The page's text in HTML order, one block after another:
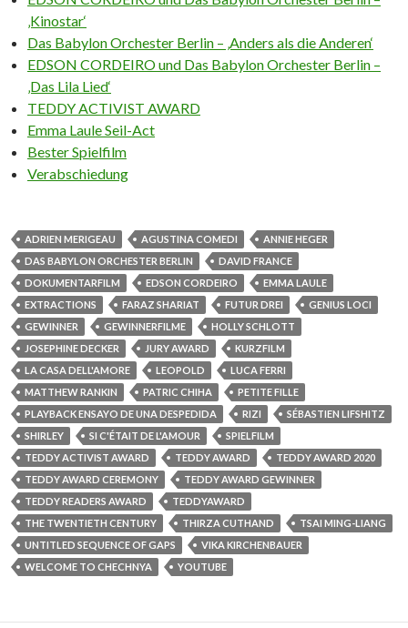
‚Kinostar‘
Das Babylon Orchester Berlin – ‚Anders als die Anderen‘
EDSON CORDEIRO und Das Babylon Orchester Berlin –
‚Das Lila Lied‘
TEDDY ACTIVIST AWARD
Emma Laule Seil-Act
Bester Spielfilm
Verabschiedung
ADRIEN MERIGEAU AGUSTINA COMEDI
ANNIE HEGER
DAS BABYLON ORCHESTER BERLIN
DAVID FRANCE
DOKUMENTARFILM
EDSON CORDEIRO
EMMA LAULE
EXTRACTIONS
FARAZ SHARIAT FUTUR DREI
GENIUS LOCI
GEWINNER
GEWINNERFILME
HOLLY SCHLOTT
JOSEPHINE DECKER
JURY AWARD
KURZFILM
LA CASA DELL'AMORE
LEOPOLD
LUCA FERRI
MATTHEW RANKIN
PATRIC CHIHA
PETITE FILLE
PLAYBACK ENSAYO DE UNA DESPEDIDA
RIZI
SÉBASTIEN LIFSHITZ
SHIRLEY
SI C'ÉTAIT DE L'AMOUR
SPIELFILM
TEDDY ACTIVIST AWARD
TEDDY AWARD
TEDDY AWARD 2020
TEDDY AWARD CEREMONY
TEDDY AWARD GEWINNER
TEDDY READERS AWARD
TEDDYAWARD
THE TWENTIETH CENTURY
THIRZA CUTHAND
TSAI MING-LIANG
UNTITLED SEQUENCE OF GAPS
VIKA KIRCHENBAUER
WELCOME TO CHECHNYA
YOUTUBE